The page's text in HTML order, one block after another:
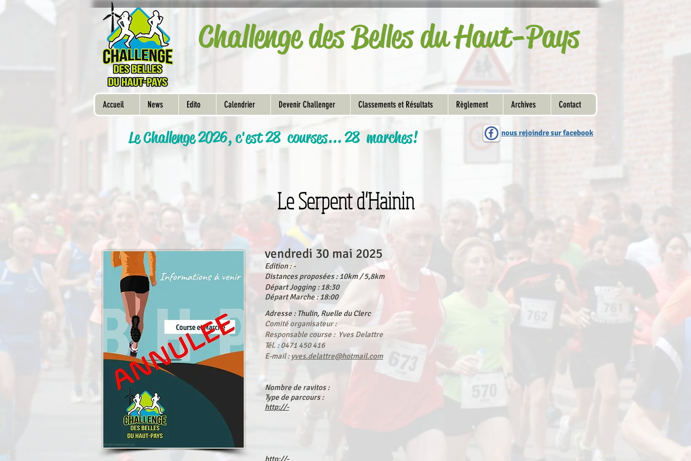
Challenge des Belles du Haut-Pays
Accueil News Edito Calendrier Devenir Challenger Classements et Résultats Règlement Archives Contact
Le Challenge 2026, c'est 28 courses... 28 marches! nous rejoindre sur facebook
Le Serpent d'Hainin
vendredi 30 mai 2025
Edition : -
Distances proposées : 10km / 5,8km
Départ Jogging : 18:30
Départ Marche : 18:00
Adresse : Thulin, Ruelle du Clerc
Comité organisateur :
Responsable course : Yves Delattre
Tél. : 0471 450 416
E-mail : yves.delattre@hotmail.com
Nombre de ravitos :
Type de parcours :
http://-
http://-